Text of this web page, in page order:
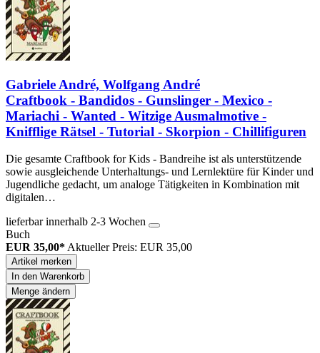
Gabriele André, Wolfgang André
Craftbook - Bandidos - Gunslinger - Mexico -
Mariachi - Wanted - Witzige Ausmalmotive -
Knifflige Rätsel - Tutorial - Skorpion - Chillifiguren
Die gesamte Craftbook for Kids - Bandreihe ist als unterstützende
sowie ausgleichende Unterhaltungs- und Lernlektüre für Kinder und
Jugendliche gedacht, um analoge Tätigkeiten in Kombination mit
digitalen…
lieferbar innerhalb 2-3 Wochen
Buch
EUR 35,00* Aktueller Preis: EUR 35,00
Artikel merken
In den Warenkorb
Menge ändern